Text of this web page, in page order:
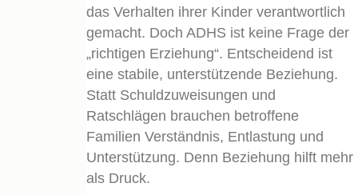
das Verhalten ihrer Kinder verantwortlich
gemacht. Doch ADHS ist keine Frage der
„richtigen Erziehung“. Entscheidend ist
eine stabile, unterstützende Beziehung.
Statt Schuldzuweisungen und
Ratschlägen brauchen betroffene
Familien Verständnis, Entlastung und
Unterstützung. Denn Beziehung hilft mehr
als Druck.